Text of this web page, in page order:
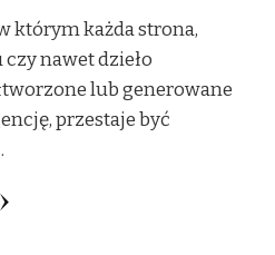
którym każda strona,
nawet dzieło
lub generowane
przestaje być